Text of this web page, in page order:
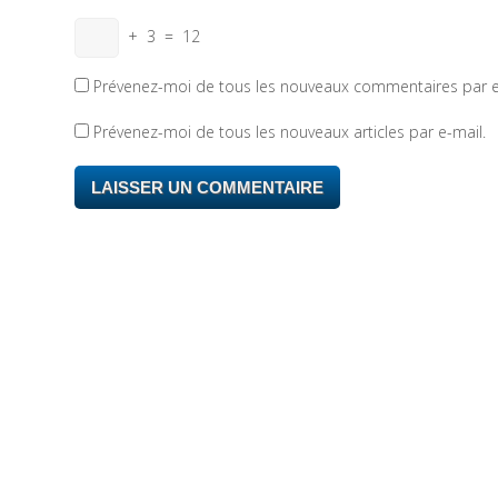
+ 3 = 12
Prévenez-moi de tous les nouveaux commentaires par
Prévenez-moi de tous les nouveaux articles par e-mail.